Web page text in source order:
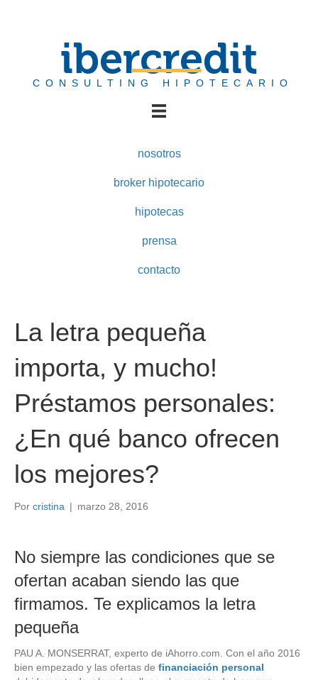
ibercredit
CONSULTING HIPOTECARIO
nosotros
broker hipotecario
hipotecas
prensa
contacto
La letra pequeña
importa, y mucho!
Préstamos personales:
¿En qué banco ofrecen
los mejores?
Por cristina | marzo 28, 2016
No siempre las condiciones que se
ofertan acaban siendo las que
firmamos. Te explicamos la letra
pequeña
PAU A. MONSERRAT, experto de iAhorro.com. Con el año 2016
bien empezado y las ofertas de financiación personal